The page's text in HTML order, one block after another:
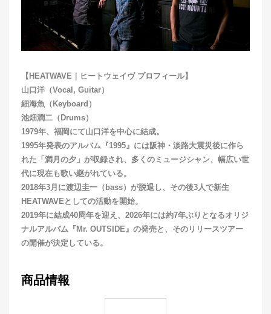
【HEATWAVE｜ヒートウェイヴ プロフィール】
山口洋（Vocal, Guitar）
細海魚（Keyboard）
池畑潤二（Drums）
1979年、福岡にて山口洋を中心に結成。
1995年発表のアルバム『1995』には阪神・淡路大震災後に作ら
れた「満月の夕」が収録され、多くのミュージシャン、幅広い世
代に現在も歌い継がれている。
2018年3月に渡辺圭一（bass）が脱退し、その後3人で新生
HEATWAVEとしての活動を開始。
2019年に結成40周年を迎え、2026年には約7年ぶりとなるオリジ
ナルアルバム『Mr. OUTSIDE』の発売と、そのリリースツアー
の開催が決定している。
商品情報